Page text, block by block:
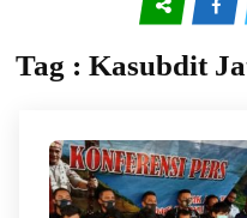
Tag : Kasubdit